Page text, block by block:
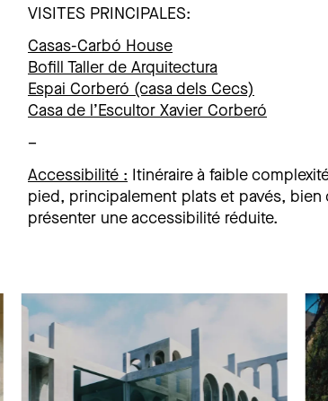
VISITES PRINCIPALES:
Casas-Carbó House
Bofill Taller de Arquitectura
Espai Corberó (casa dels Cecs)
Casa de l’Escultor Xavier Corberó
–
Accessibilité : Itinéraire à faible
pied, principalement plats et pavés,
présenter une accessibilité réduite.